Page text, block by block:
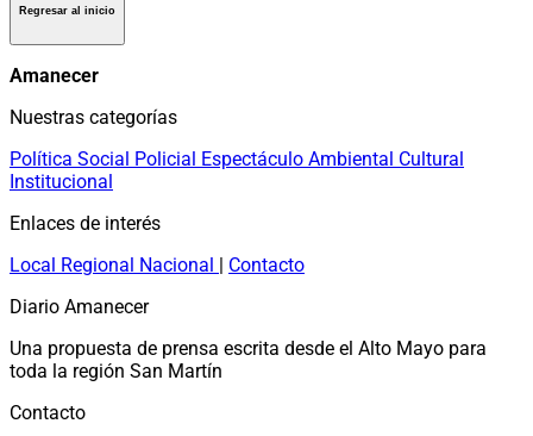
Regresar al inicio
Amanecer
Nuestras categorías
Política Social Policial Espectáculo Ambiental Cultural
Institucional
Enlaces de interés
Local Regional Nacional | Contacto
Diario Amanecer
Una propuesta de prensa escrita desde el Alto Mayo para
toda la región San Martín
Contacto